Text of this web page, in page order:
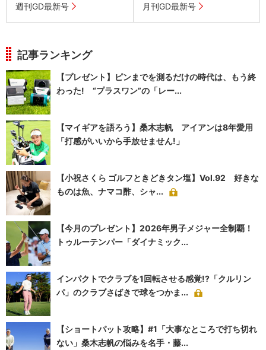
週刊GD最新号 月刊GD最新号
記事ランキング
【プレゼント】ピンまでを測るだけの時代は、もう終
わった! “プラスワン”の「レー...
【マイギアを語ろう】桑木志帆 アイアンは8年愛用
「打感がいいから手放せません!」
【小祝さくら ゴルフときどきタン塩】Vol.92 好きな
ものは魚、ナマコ酢、シャ...
【今月のプレゼント】2026年男子メジャー全制覇！
トゥルーテンパー「ダイナミック...
インパクトでクラブを1回転させる感覚!?「クルリン
パ」のクラブさばきで球をつかま...
【ショートパット攻略】#1「大事なところで打ち切れ
ない」桑木志帆の悩みを名手・藤...